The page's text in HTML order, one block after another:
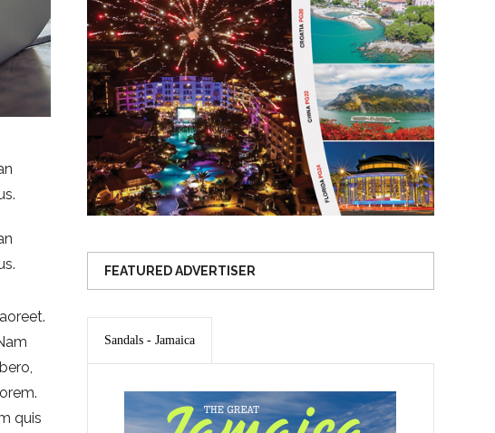
quis
FEATURED ADVERTISER
Sandals - Jamaica